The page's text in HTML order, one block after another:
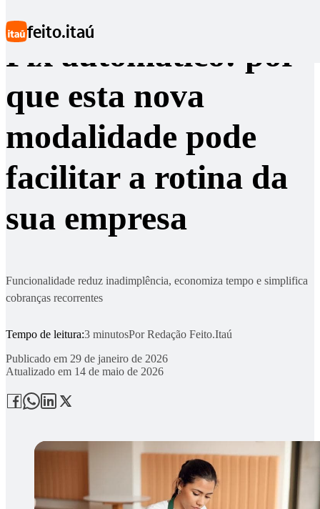
feito.itaú
Pix automático: por
que esta nova
modalidade pode
facilitar a rotina da
sua empresa
Funcionalidade reduz inadimplência, economiza tempo e simplifica
cobranças recorrentes
Tempo de leitura:3 minutosPorRedação Feito.Itaú
Publicado em 29 de janeiro de 2026
Atualizado em 14 de maio de 2026